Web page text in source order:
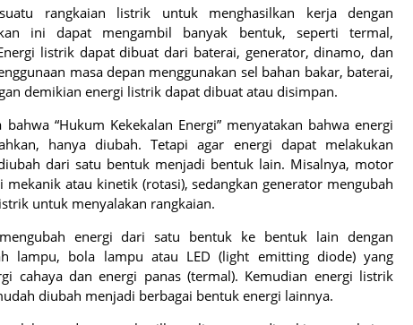
rangkaian listrik untuk menghasilkan kerja dengan
ini dapat mengambil banyak bentuk, seperti termal,
listrik dapat dibuat dari baterai, generator, dinamo, dan
masa depan menggunakan sel bahan bakar, baterai,
demikian energi listrik dapat dibuat atau disimpan.
“Hukum Kekekalan Energi” menyatakan bahwa energi
hanya diubah. Tetapi agar energi dapat melakukan
dari satu bentuk menjadi bentuk lain. Misalnya, motor
atau kinetik (rotasi), sedangkan generator mengubah
untuk menyalakan rangkaian.
energi dari satu bentuk ke bentuk lain dengan
lampu, bola lampu atau LED (light emitting diode) yang
cahaya dan energi panas (termal). Kemudian energi listrik
diubah menjadi berbagai bentuk energi lainnya.